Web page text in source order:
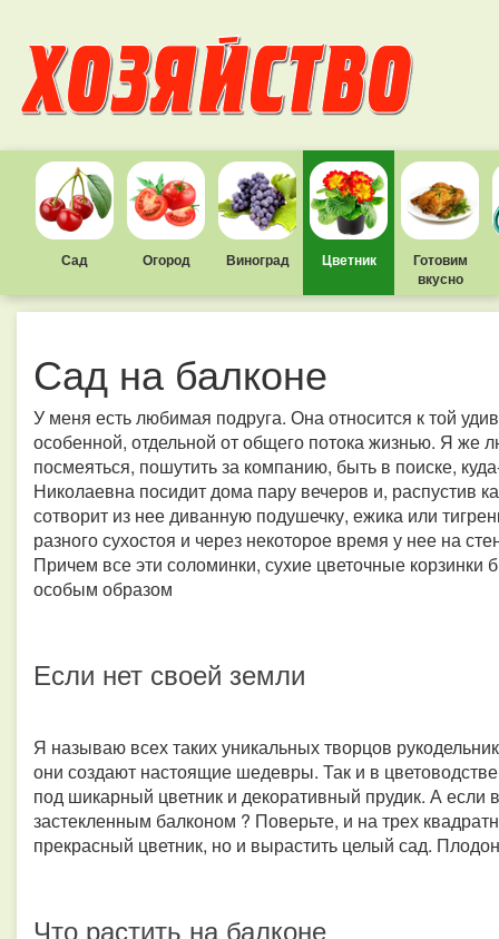
Сад Огород Виноград Цветник
Готовим
вкусно
Сад на балконе
У меня есть любимая подруга. Она относится к той
особенной, отдельной от общего потока жизнью. Я
посмеяться, пошутить за компанию, быть в поиске,
Николаевна посидит дома пару вечеров и, распустив
сотворит из нее диванную подушечку, ежика или
разного сухостоя и через некоторое время у нее на
Причем все эти соломинки, сухие цветочные
особым образом
Если нет своей земли
Я называю всех таких уникальных творцов
они создают настоящие шедевры. Так и в
под шикарный цветник и декоративный прудик. А если
застекленным балконом ? Поверьте, и на трех
прекрасный цветник, но и вырастить целый сад.
Что растить на балконе